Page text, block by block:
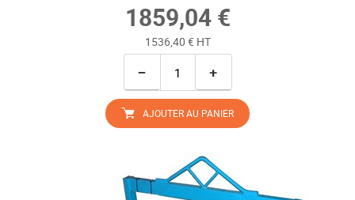
1859,04 €
1536,40 € HT
− +
AJOUTER AU PANIER